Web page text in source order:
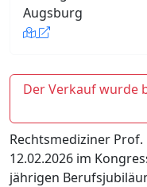
Augsburg
Der Verkauf wurde
Rechtsmediziner Prof.
12.02.2026 im
jährigen